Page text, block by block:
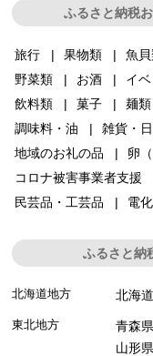
ふるさと納税
旅行 果物類 魚
野菜類
お酒 イ
飲料類
菓子 麺類
調味料・油
雑貨・
地域のお礼の品
卵
コロナ被害事業者支援
民芸品・工芸品
電
ふるさと納
北海道地方 北海道
東北地方 青森県
山形県